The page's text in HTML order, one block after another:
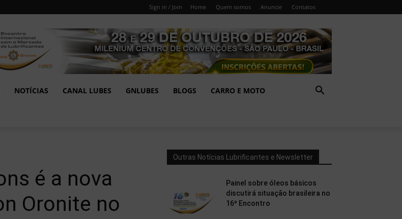
Sign in / Join Home Quem somos Anuncie Contatos
NOTÍCIAS CANAL LUBES GNLUBES BLOGS CARRO E MOTO
é a nova
Oronite no
Outras Notícias Lubrificantes e Newsletter
Painel sobre óleos básicos
discutirá situação brasileira no
16º Encontro